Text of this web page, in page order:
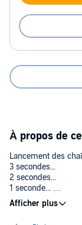
À propos de
Lancement des
3 secondes...
2 secondes...
1 seconde...
Ils peinent à